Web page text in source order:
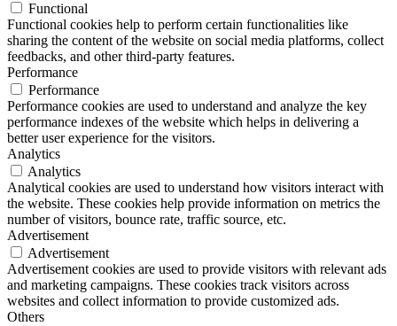
Functional
Functional cookies help to perform certain functionalities like
sharing the content of the website on social media platforms, collect
feedbacks, and other third-party features.
Performance
Performance
Performance cookies are used to understand and analyze the key
performance indexes of the website which helps in delivering a
better user experience for the visitors.
Analytics
Analytics
Analytical cookies are used to understand how visitors interact with
the website. These cookies help provide information on metrics the
number of visitors, bounce rate, traffic source, etc.
Advertisement
Advertisement
Advertisement cookies are used to provide visitors with relevant ads
and marketing campaigns. These cookies track visitors across
websites and collect information to provide customized ads.
Others